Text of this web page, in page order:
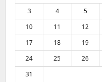
3
4 5
10
11 12
17
18 19
24
25 26
31